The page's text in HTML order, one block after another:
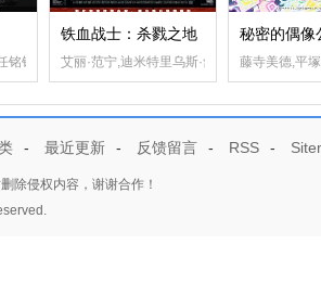
,王庆,李佳怡
铭铭,钟煜霖,曹雪雅
铁血战士：杀戮之地
艾丽·范宁,迪米特里乌斯·舒斯特-科洛阿玛坦
秘密的偶像
藤寺美德,平
- 最近更新 - 反馈留言 - RSS -
除侵权内容，谢谢合作！